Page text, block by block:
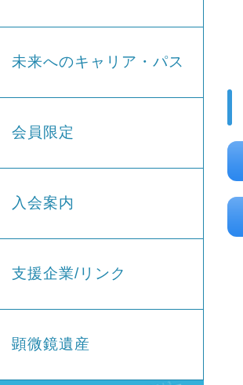
未来へのキャリア・パス
会員限定
入会案内
支援企業/リンク
顕微鏡遺産